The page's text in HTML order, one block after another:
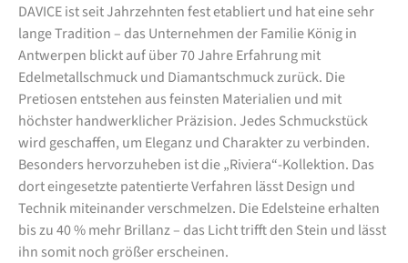
DAVICE ist seit Jahrzehnten fest etabliert und hat eine sehr
lange Tradition – das Unternehmen der Familie König in
Antwerpen blickt auf über 70 Jahre Erfahrung mit
Edelmetallschmuck und Diamantschmuck zurück. Die
Pretiosen entstehen aus feinsten Materialien und mit
höchster handwerklicher Präzision. Jedes Schmuckstück
wird geschaffen, um Eleganz und Charakter zu verbinden.
Besonders hervorzuheben ist die „Riviera“-Kollektion. Das
dort eingesetzte patentierte Verfahren lässt Design und
Technik miteinander verschmelzen. Die Edelsteine erhalten
bis zu 40 % mehr Brillanz – das Licht trifft den Stein und lässt
ihn somit noch größer erscheinen.